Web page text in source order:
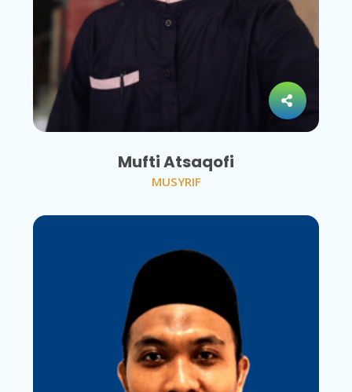
Mufti Atsaqofi
MUSYRIF